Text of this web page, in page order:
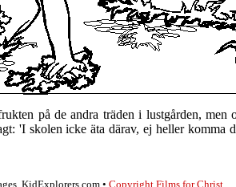
på de andra träden i lustgården, men
'I skolen icke äta därav, ej heller komma
KidExplorers.com • Copyright Films for Christ